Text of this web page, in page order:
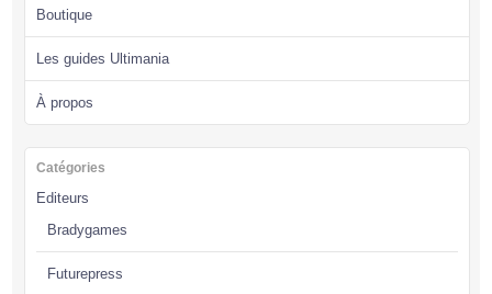
Boutique
Les guides Ultimania
À propos
Catégories
Editeurs
Bradygames
Futurepress